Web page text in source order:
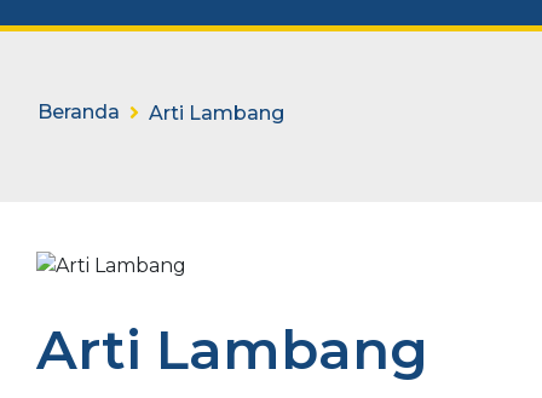
Beranda Arti Lambang
Arti Lambang